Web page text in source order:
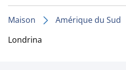
Maison Amérique du Sud
Londrina